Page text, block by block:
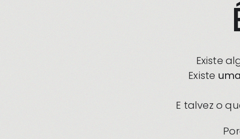
Existe
Existe
E talvez o